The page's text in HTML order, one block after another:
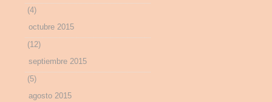
(4)
octubre 2015
(12)
septiembre 2015
(5)
agosto 2015